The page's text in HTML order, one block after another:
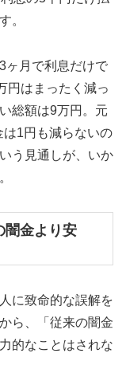
。
ヶ月で利息だけで
円はまったく減っ
総額は9万円。元
1円も減らないの
う見通しが、いか
闇金より安
に致命的な誤解を
ら、「従来の闇金
的なことはされな